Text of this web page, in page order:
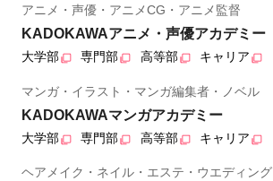
アニメ・声優・アニメCG・アニメ監督
KADOKAWAアニメ・声優アカデミー
大学部 専門部 高等部 キャリア
マンガ・イラスト・マンガ編集者・ノベル
KADOKAWAマンガアカデミー
大学部 専門部 高等部 キャリア
ヘアメイク・ネイル・エステ・ウエディング